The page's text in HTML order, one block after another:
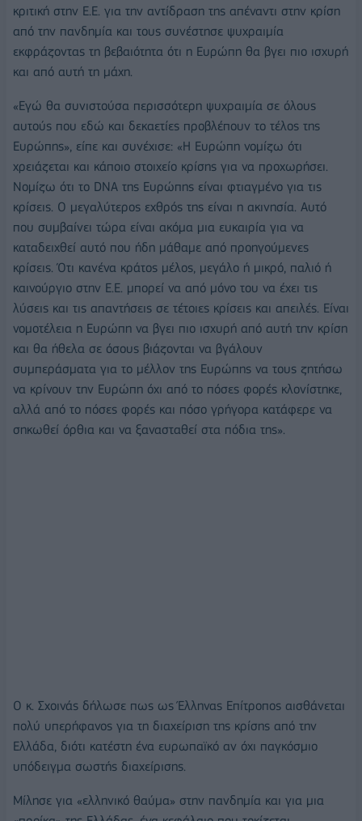
κριτική στην Ε.Ε. για την αντίδραση της απέναντι στην κρίση
από την πανδημία και τους συνέστησε ψυχραιμία
εκφράζοντας τη βεβαιότητα ότι η Ευρώπη θα βγει πιο ισχυρή
και από αυτή τη μάχη.
«Εγώ θα συνιστούσα περισσότερη ψυχραιμία σε όλους
αυτούς που εδώ και δεκαετίες προβλέπουν το τέλος της
Ευρώπης», είπε και συνέχισε: «Η Ευρώπη νομίζω ότι
χρειάζεται και κάποιο στοιχείο κρίσης για να προχωρήσει.
Νομίζω ότι το DNA της Ευρώπης είναι φτιαγμένο για τις
κρίσεις. Ο μεγαλύτερος εχθρός της είναι η ακινησία. Αυτό
που συμβαίνει τώρα είναι ακόμα μια ευκαιρία για να
καταδειχθεί αυτό που ήδη μάθαμε από προηγούμενες
κρίσεις. Ότι κανένα κράτος μέλος, μεγάλο ή μικρό, παλιό ή
καινούργιο στην Ε.Ε. μπορεί να από μόνο του να έχει τις
λύσεις και τις απαντήσεις σε τέτοιες κρίσεις και απειλές. Είναι
νομοτέλεια η Ευρώπη να βγει πιο ισχυρή από αυτή την κρίση
και θα ήθελα σε όσους βιάζονται να βγάλουν
συμπεράσματα για το μέλλον της Ευρώπης να τους ζητήσω
να κρίνουν την Ευρώπη όχι από το πόσες φορές κλονίστηκε,
αλλά από το πόσες φορές και πόσο γρήγορα κατάφερε να
σηκωθεί όρθια και να ξανασταθεί στα πόδια της».
Ο κ. Σχοινάς δήλωσε πως ως Έλληνας Επίτροπος αισθάνεται
πολύ υπερήφανος για τη διαχείριση της κρίσης από την
Ελλάδα, διότι κατέστη ένα ευρωπαϊκό αν όχι παγκόσμιο
υπόδειγμα σωστής διαχείρισης.
Μίλησε για «ελληνικό θαύμα» στην πανδημία και για μια